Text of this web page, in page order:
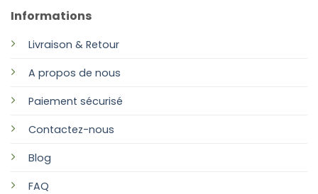
Informations
Livraison & Retour
A propos de nous
Paiement sécurisé
Contactez-nous
Blog
FAQ